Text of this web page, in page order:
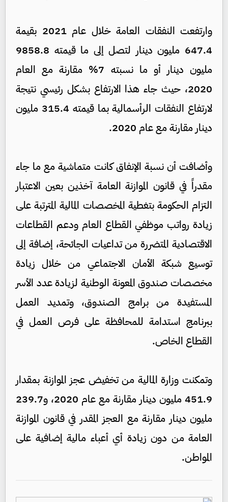
وارتفعت النفقات العامة خلال عام 2021 بقيمة
647.4 مليون دينار لتصل إلى ما قيمته 9858.8
مليون دينار أو ما نسبته 7% مقارنة مع العام
2020، حيث جاء هذا الارتفاع بشكل رئيسي نتيجة
لارتفاع النفقات الرأسمالية بما قيمته 315.4 مليون
دينار مقارنة مع عام 2020.
وأضافت أن نسبة الإنفاق كانت متماشية مع ما جاء
مقدراً في قانون الموازنة العامة آخذين بعين الاعتبار
التزام الحكومة بتغطية المخصصات المالية المترتبة على
زيادة رواتب موظفي القطاع العام ودعم القطاعات
الاقتصادية المتضررة من تداعيات الجائحة، إضافة إلى
توسيع شبكة الأمان الاجتماعي من خلال زيادة
مخصصات صندوق المعونة الوطنية لزيادة عدد الأسر
المستفيدة من برامج الصندوق، وتمديد العمل
ببرنامج استدامة للمحافظة على فرص العمل في
القطاع الخاص.
وتمكنت وزارة المالية من تخفيض عجز الموازنة بمقدار
451.9 مليون دينار مقارنة مع عام 2020، و239.7
مليون دينار مقارنة مع العجز المقدر في قانون الموازنة
العامة من دون زيادة أي أعباء مالية إضافية على
المواطن.